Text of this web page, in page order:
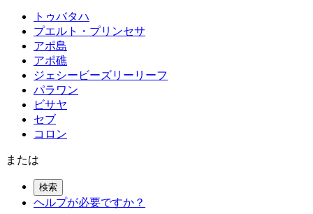
トゥバタハ
プエルト・プリンセサ
アポ島
アポ礁
ジェシービーズリーリーフ
パラワン
ビサヤ
セブ
コロン
または
検索
ヘルプが必要ですか？